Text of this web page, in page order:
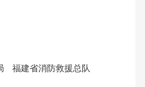
福建省消防救援总队